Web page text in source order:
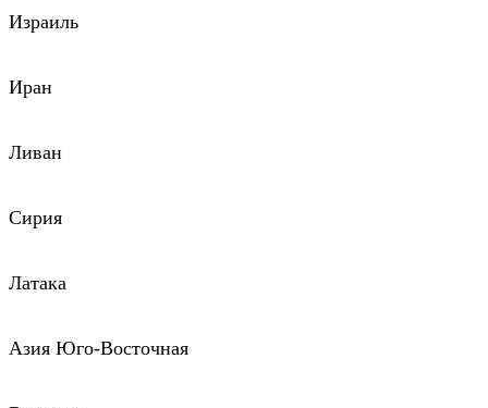
Израиль
Иран
Ливан
Сирия
Латака
Азия Юго-Восточная